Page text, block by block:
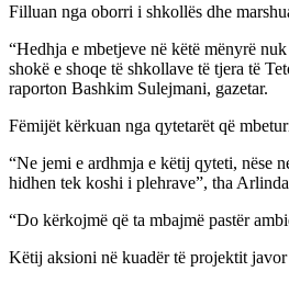
Filluan nga oborri i shkollës dhe
“Hedhja e mbetjeve në këtë mënyrë
shokë e shoqe të shkollave të tjera të
raporton Bashkim Sulejmani, gazetar.
Fëmijët kërkuan nga qytetarët që
“Ne jemi e ardhmja e këtij qyteti, nëse
hidhen tek koshi i plehrave”, tha
“Do kërkojmë që ta mbajmë pastër
Këtij aksioni në kuadër të projektit javor